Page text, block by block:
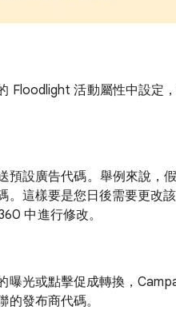
Floodlight 活動屬性中設定
預設廣告代碼。舉例來說，
這樣要是您日後需要更改
中進行修改。
曝光或點擊促成轉換，
發布商代碼。